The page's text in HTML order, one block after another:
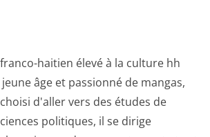
haitien élevé à la culture hh
âge et passionné de mangas,
d'aller vers des études de
politiques, il se dirige